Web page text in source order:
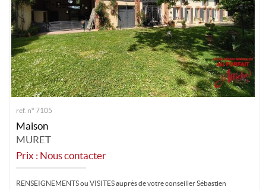
ref. n° 7105
Maison
MURET
Prix : Nous contacter
RENSEIGNEMENTS ou VISITES auprès de votre conseiller Sébastien